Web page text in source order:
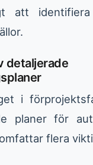
att identifiera
detaljerade
i
planer för
flera